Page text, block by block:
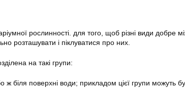
рослинності. для того, щоб різні види добре
розташувати і піклуватися про них.
на такі групи:
ж біля поверхні води; прикладом цієї групи можуть